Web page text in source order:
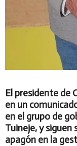
El presidente de
en un
en el grupo de
Tuineje, y siguen
apagón en la